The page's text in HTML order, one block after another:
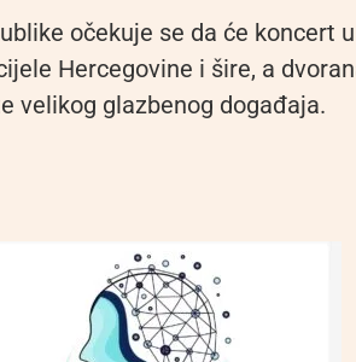
očekuje se da će koncert
Hercegovine i šire, a
velikog glazbenog događaja.